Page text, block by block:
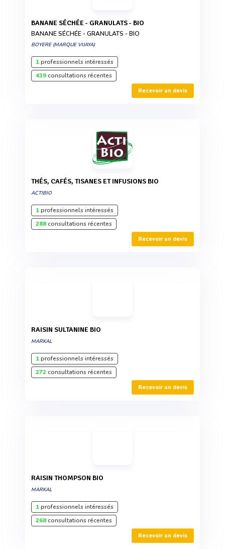
BANANE SÉCHÉE - GRANULATS - BIO
BANANE SÉCHÉE - GRANULATS - BIO
BOYERE (MARQUE VIJAYA)
1professionnels intéressés
439consultations récentes
Recevoir un devis
THÉS, CAFÉS, TISANES ET INFUSIONS BIO
ACTIBIO
1professionnels intéressés
288consultations récentes
Recevoir un devis
RAISIN SULTANINE BIO
MARKAL
1professionnels intéressés
272consultations récentes
Recevoir un devis
RAISIN THOMPSON BIO
MARKAL
1professionnels intéressés
268consultations récentes
Recevoir un devis